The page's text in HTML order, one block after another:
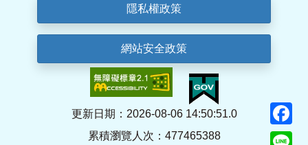
隱私權政策
網站安全政策
更新日期：2026-08-06 14:50:51.0
累積瀏覽人次：477465388